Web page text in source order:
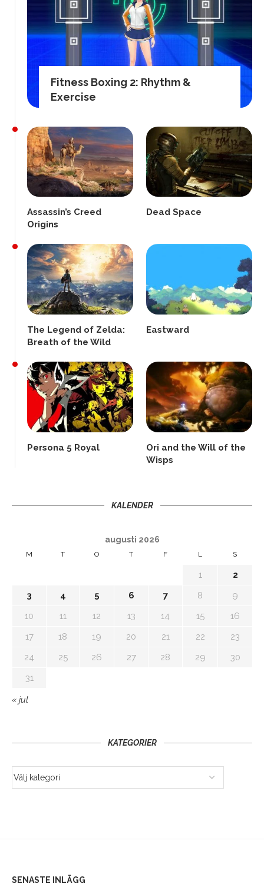
Fitness Boxing 2: Rhythm &
Exercise
Assassin’s Creed
Origins
Dead Space
The Legend of Zelda:
Breath of the Wild
Eastward
Persona 5 Royal
Ori and the Will of the
Wisps
KALENDER
augusti 2026
M T O T F L S
1
2
3
4 5 6 7 8
9
10
11 12 13 14 15
16
17
18 19 20 21 22
23
24
25 26 27 28 29
30
31
« jul
KATEGORIER
SENASTE INLÄGG